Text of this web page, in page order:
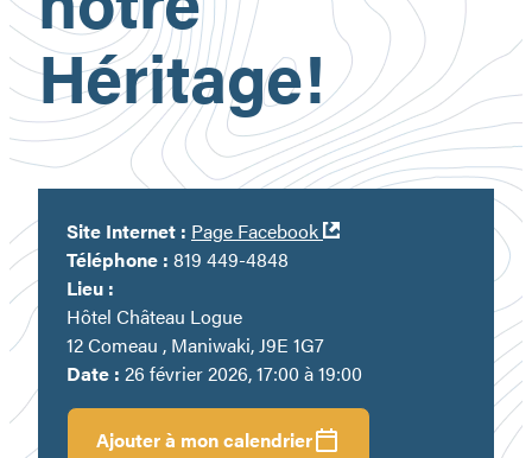
Héritage!
Ajouter à mon calendrier
Date : 26 février 2026, 17:00 à 19:00
Lieu :
Hôtel Château Logue
12 Comeau , Maniwaki, J9E 1G7
Téléphone : 819 449-4848
Site Internet : Page Facebook
Ouvre